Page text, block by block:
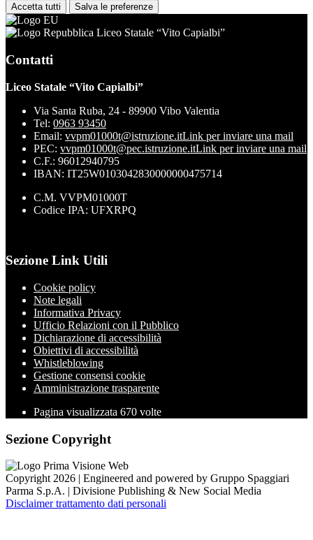
Accetta tutti Salva le preferenze
Liceo Statale “Vito Capialbi”
Contatti
Liceo Statale “Vito Capialbi”
Via Santa Ruba, 24 - 89900 Vibo Valentia
Tel: 0963 93450
Email: vvpm01000t@istruzione.itLink per inviare una mail
PEC: vvpm01000t@pec.istruzione.itLink per inviare una mail
C.F.: 96012940795
IBAN: IT25W0103042830000000475714
C.M. VVPM01000T
Codice IPA: UFXRPQ
Sezione Link Utili
Cookie policy
Note legali
Informativa Privacy
Ufficio Relazioni con il Pubblico
Dichiarazione di accessibilità
Obiettivi di accessibilità
Whistleblowing
Gestione consensi cookie
Amministrazione trasparente
Pagina visualizzata 670 volte
Sezione Copyright
Copyright 2026 | Engineered and powered by Gruppo Spaggiari
Parma S.p.A. | Divisione Publishing & New Social Media
Disclaimer trattamento dati personali